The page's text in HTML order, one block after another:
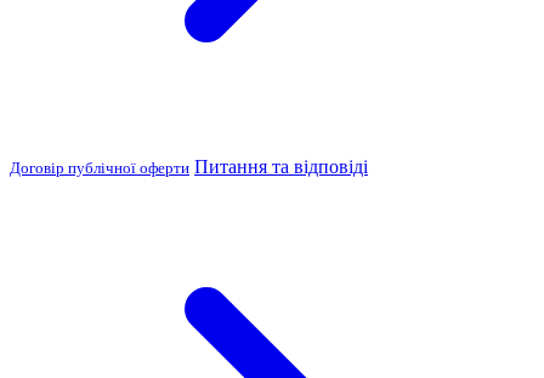
Договір публічної оферти Питання та відповіді